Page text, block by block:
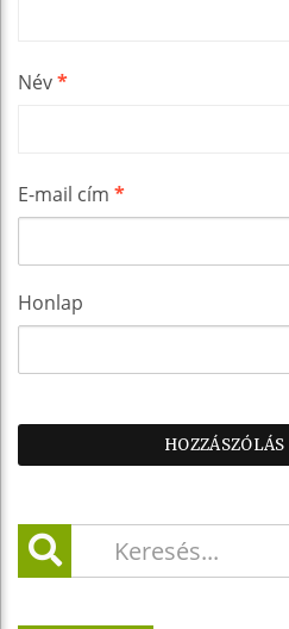
Név*
E-mail cím *
Honlap